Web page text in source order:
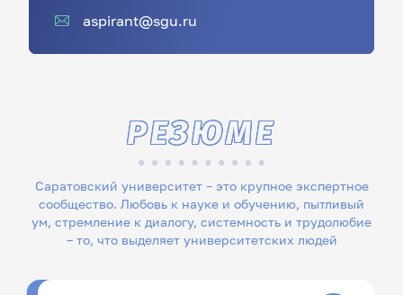
aspirant@sgu.ru
Саратовский университет – это крупное экспертное
сообщество. Любовь к науке и обучению, пытливый
ум, стремление к диалогу, системность и трудолюбие
– то, что выделяет университетских людей
РЕЗЮМЕ